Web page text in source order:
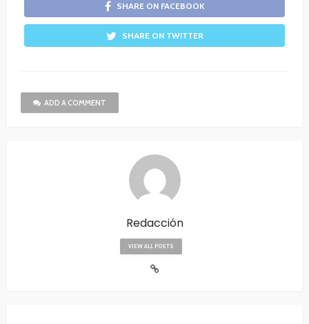
SHARE ON FACEBOOK
SHARE ON TWITTER
ADD A COMMENT
Redacción
VIEW ALL POSTS